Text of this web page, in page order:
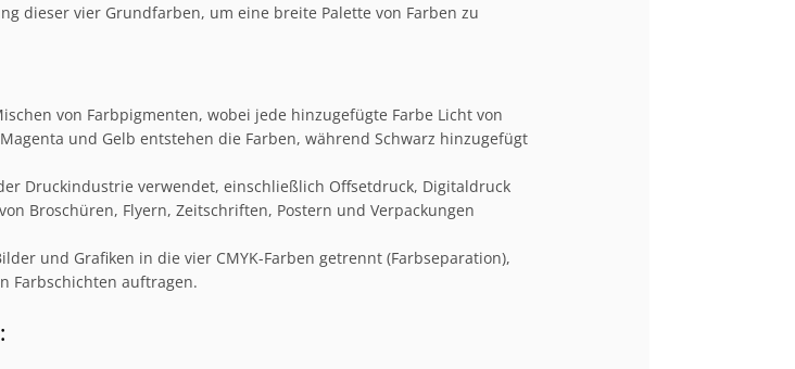
dieser vier Grundfarben, um eine breite Palette von Farben zu
von Farbpigmenten, wobei jede hinzugefügte Farbe Licht von
und Gelb entstehen die Farben, während Schwarz hinzugefügt
Druckindustrie verwendet, einschließlich Offsetdruck, Digitaldruck
Broschüren, Flyern, Zeitschriften, Postern und Verpackungen
und Grafiken in die vier CMYK-Farben getrennt (Farbseparation),
Farbschichten auftragen.